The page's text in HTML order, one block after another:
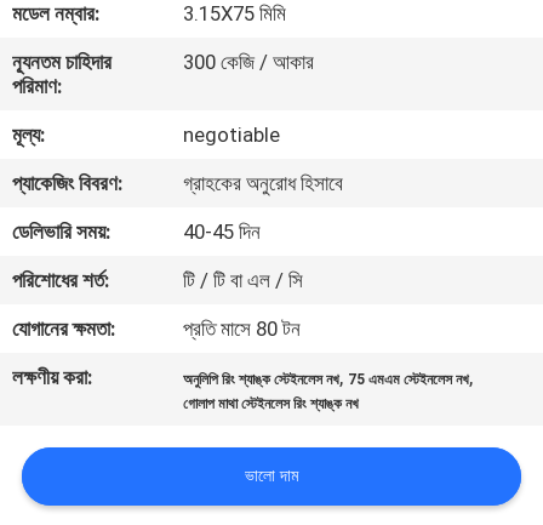
কারখানা
ভ্রমণ
মান
নিয়ন্ত্রণ
যোগাযোগ
করুন
উদ্ধৃতির
আবেদন
মডেল নম্বার:
3.15X75 মিমি
ন্যূনতম চাহিদার
পরিমাণ:
300 কেজি / আকার
মূল্য:
negotiable
প্যাকেজিং বিবরণ:
গ্রাহকের অনুরোধ হিসাবে
ডেলিভারি সময়:
40-45 দিন
পরিশোধের শর্ত:
টি / টি বা এল / সি
যোগানের ক্ষমতা:
প্রতি মাসে 80 টন
লক্ষণীয় করা:
অনুলিপি রিং শ্যাঙ্ক স্টেইনলেস নখ, 75 এমএম স্টেইনলেস নখ,
গোলাপ মাথা স্টেইনলেস রিং শ্যাঙ্ক নখ
ভালো দাম